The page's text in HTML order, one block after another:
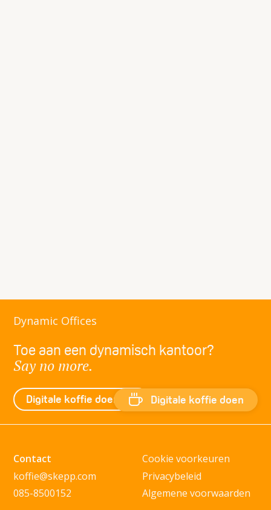
Dynamic Offices
Toe aan een dynamisch kantoor?
Say no more.
Digitale koffie doen
Contact
koffie@skepp.com
085-8500152
Cookie voorkeuren
Privacybeleid
Algemene voorwaarden
Digitale koffie doen